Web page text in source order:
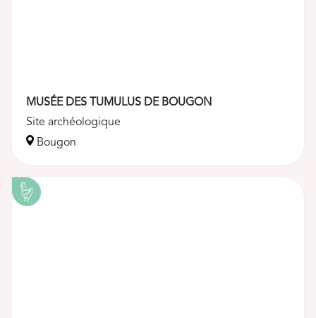
MUSÉE DES TUMULUS DE BOUGON
Site archéologique
Bougon